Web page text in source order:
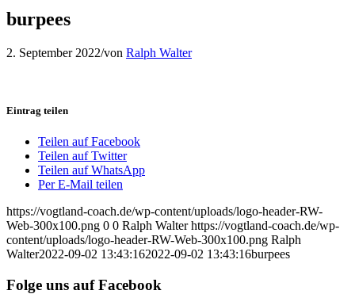
burpees
2. September 2022/von Ralph Walter
Eintrag teilen
Teilen auf Facebook
Teilen auf Twitter
Teilen auf WhatsApp
Per E-Mail teilen
https://vogtland-coach.de/wp-content/uploads/logo-header-RW-
Web-300x100.png 0 0 Ralph Walter https://vogtland-coach.de/wp-
content/uploads/logo-header-RW-Web-300x100.png Ralph
Walter2022-09-02 13:43:162022-09-02 13:43:16burpees
Folge uns auf Facebook